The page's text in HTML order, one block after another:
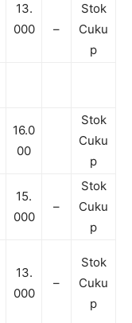
13.
000
–
Stok
Cuku
p
16.0
00
Stok
Cuku
p
15.
000
–
Stok
Cuku
p
13.
000
–
Stok
Cuku
p